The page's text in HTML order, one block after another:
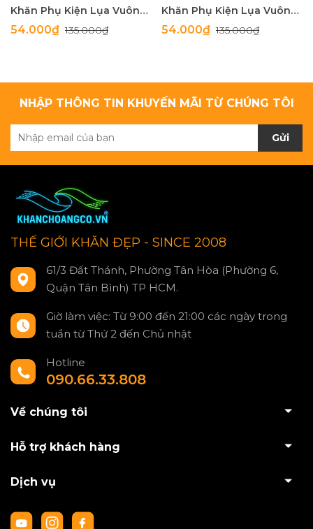
Khăn Phụ Kiện Lụa Vuông 70cm - Thế Giới Khăn Đẹp C1062_4
54.000₫135.000₫
Khăn Phụ Kiện Lụa Vuông 70cm - Thế Giới Khăn Đẹp C1062_3
54.000₫135.000₫
NHẬP THÔNG TIN KHUYẾN MÃI TỪ CHÚNG TÔI
Gửi
THẾ GIỚI KHĂN ĐẸP - SINCE 2008
61/3 Đất Thánh, Phường Tân Hòa (Phường 6,
Quận Tân Bình) TP HCM.
Giờ làm việc: Từ 9:00 đến 21:00 các ngày trong
tuần từ Thứ 2 đến Chủ nhật
Hotline
090.66.33.808
Về chúng tôi
Hỗ trợ khách hàng
Dịch vụ